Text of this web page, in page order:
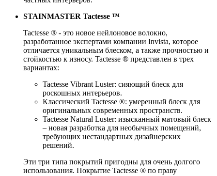
STAINMASTER Tactesse ™
Tactesse ® - это новое нейлоновое волокно,
разработанное экспертами компании Invista, которое
отличается уникальным блеском, а также прочностью и
стойкостью к износу. Tactesse ® представлен в трех
вариантах:
Tactesse Vibrant Luster: сияющий блеск для
роскошных интерьеров.
Классический Tactesse ®: умеренный блеск для
оригинальных современных пространств.
Tactesse Natural Luster: изысканный матовый блеск
– новая разработка для необычных помещений,
требующих нестандартных дизайнерских
решений.
Эти три типа покрытий пригодны для очень долгого
использования. Покрытие Tactesse ® по праву